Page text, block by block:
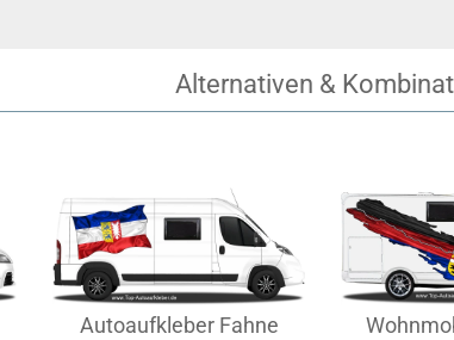
Alternativen &
Autoaufkleber Fahne